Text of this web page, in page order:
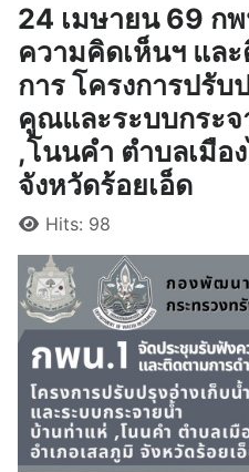
24 เมษายน 69 ก
ความคิดเห็นฯ แล
การ โครงการปรับ
คูณและระบบกระ
,โนนคำ ตำบลเมือ
จังหวัดร้อยเอ็ด
DetailsHits: 98